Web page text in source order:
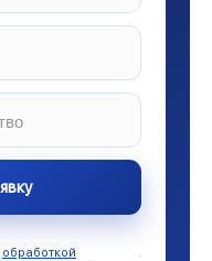
обработкой
.